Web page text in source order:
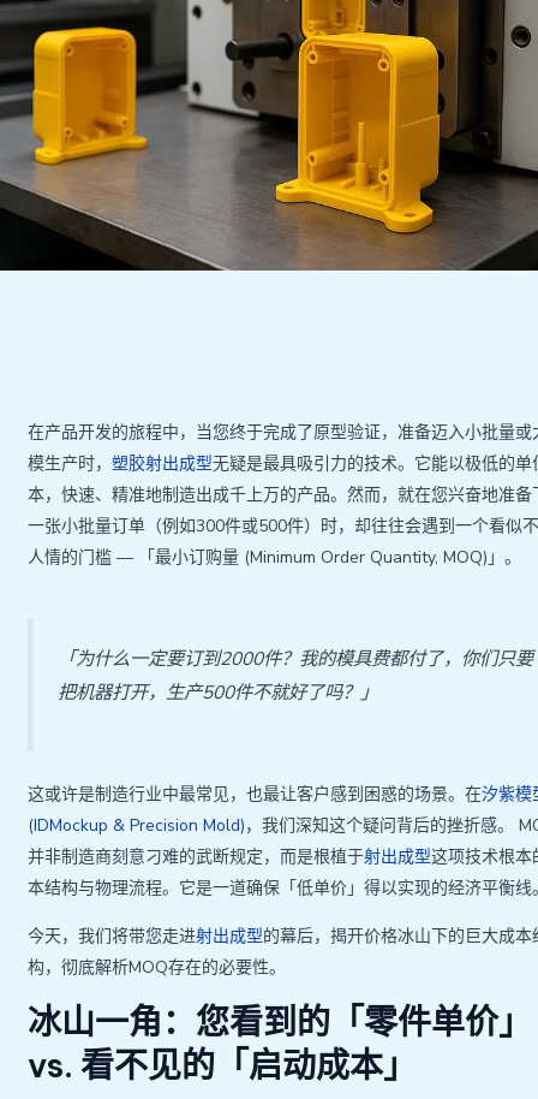
在产品开发的旅程中，当您终于完成了原型验证，准备迈入小批量或
模生产时，塑胶射出成型无疑是最具吸引力的技术。它能以极低的单
本，快速、精准地制造出成千上万的产品。然而，就在您兴奋地准备
一张小批量订单（例如300件或500件）时，却往往会遇到一个看似
人情的门槛 — 「最小订购量 (Minimum Order Quantity, MOQ)」。
「为什么一定要订到2000件？我的模具费都付了，你们只要
把机器打开，生产500件不就好了吗？」
这或许是制造行业中最常见，也最让客户感到困惑的场景。在汐紫模
(IDMockup & Precision Mold)，我们深知这个疑问背后的挫折感。
并非制造商刻意刁难的武断规定，而是根植于射出成型这项技术根本
本结构与物理流程。它是一道确保「低单价」得以实现的经济平衡线
今天，我们将带您走进射出成型的幕后，揭开价格冰山下的巨大成本
构，彻底解析MOQ存在的必要性。
冰山一角：您看到的「零件单价」
vs. 看不见的「启动成本」